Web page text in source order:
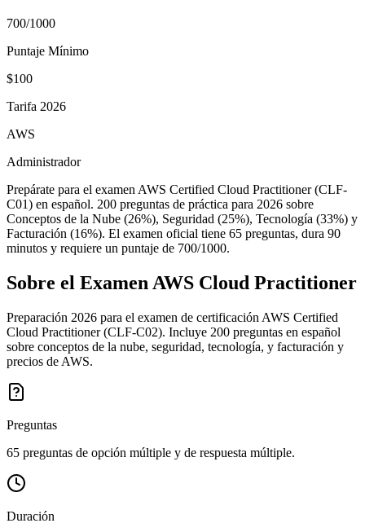
700/1000
Puntaje Mínimo
$100
Tarifa 2026
AWS
Administrador
Prepárate para el examen AWS Certified Cloud Practitioner (CLF-
C01) en español. 200 preguntas de práctica para 2026 sobre
Conceptos de la Nube (26%), Seguridad (25%), Tecnología (33%) y
Facturación (16%). El examen oficial tiene 65 preguntas, dura 90
minutos y requiere un puntaje de 700/1000.
Sobre el Examen AWS Cloud Practitioner
Preparación 2026 para el examen de certificación AWS Certified
Cloud Practitioner (CLF-C02). Incluye 200 preguntas en español
sobre conceptos de la nube, seguridad, tecnología, y facturación y
precios de AWS.
Preguntas
65 preguntas de opción múltiple y de respuesta múltiple.
Duración